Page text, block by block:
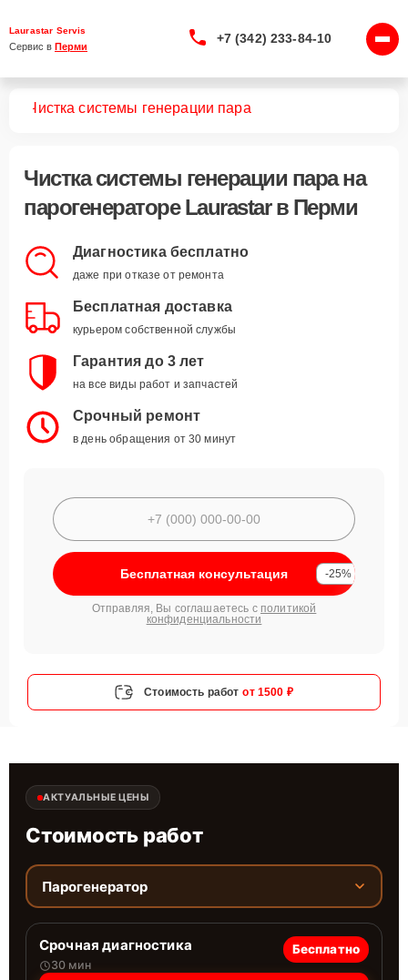
Laurastar Servis
Сервис в Перми
+7 (342) 233-84-10
Чистка системы генерации пара
Чистка системы генерации парана
парогенераторе Laurastar в Перми
Диагностика бесплатно
даже при отказе от ремонта
Бесплатная доставка
курьером собственной службы
Гарантия до 3 лет
на все виды работ и запчастей
Срочный ремонт
в день обращения от 30 минут
Бесплатная консультация -25%
Отправляя, Вы соглашаетесь с политикой
конфиденциальности
Стоимость работ от 1500 ₽
АКТУАЛЬНЫЕ ЦЕНЫ
Стоимость работ
Парогенератор
Срочная диагностика
30 мин
Бесплатно